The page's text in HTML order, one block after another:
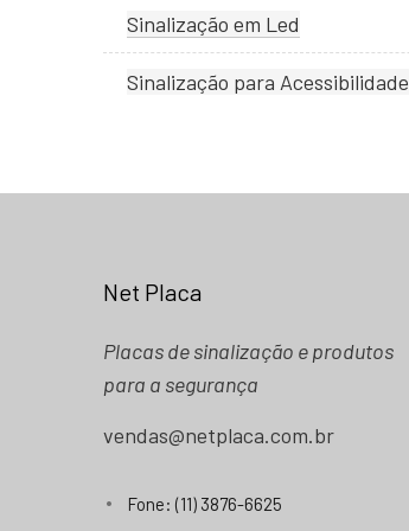
Sinalização em Led
Sinalização para Acessibilidade
Net Placa
Placas de sinalização e produtos
para a segurança
vendas@netplaca.com.br
Fone: (11) 3876-6625